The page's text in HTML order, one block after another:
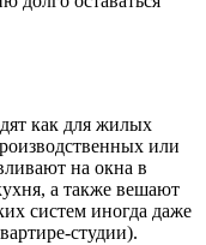
как для жилых
или
на окна в
а также вешают
систем иногда даже
студии).